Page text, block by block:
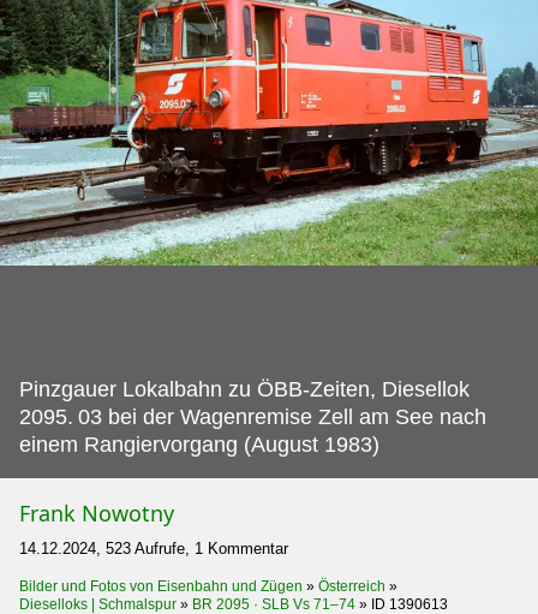
Pinzgauer Lokalbahn zu ÖBB-Zeiten, Diesellok
2095. 03 bei der Wagenremise Zell am See nach
einem Rangiervorgang (August 1983)
Frank Nowotny
14.12.2024, 523 Aufrufe, 1 Kommentar
Bilder und Fotos von Eisenbahn und Zügen » Österreich »
Dieselloks | Schmalspur » BR 2095 · SLB Vs 71–74 » ID 1390613